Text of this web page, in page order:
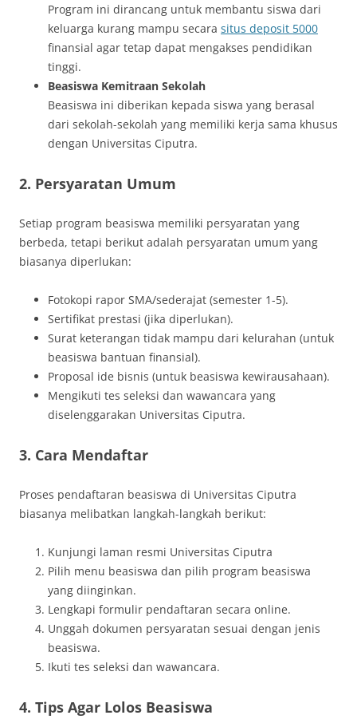
Program ini dirancang untuk membantu siswa dari
keluarga kurang mampu secara situs deposit 5000
finansial agar tetap dapat mengakses pendidikan
tinggi.
Beasiswa Kemitraan Sekolah
Beasiswa ini diberikan kepada siswa yang berasal
dari sekolah-sekolah yang memiliki kerja sama khusus
dengan Universitas Ciputra.
2. Persyaratan Umum
Setiap program beasiswa memiliki persyaratan yang
berbeda, tetapi berikut adalah persyaratan umum yang
biasanya diperlukan:
Fotokopi rapor SMA/sederajat (semester 1-5).
Sertifikat prestasi (jika diperlukan).
Surat keterangan tidak mampu dari kelurahan (untuk
beasiswa bantuan finansial).
Proposal ide bisnis (untuk beasiswa kewirausahaan).
Mengikuti tes seleksi dan wawancara yang
diselenggarakan Universitas Ciputra.
3. Cara Mendaftar
Proses pendaftaran beasiswa di Universitas Ciputra
biasanya melibatkan langkah-langkah berikut:
Kunjungi laman resmi Universitas Ciputra
Pilih menu beasiswa dan pilih program beasiswa
yang diinginkan.
Lengkapi formulir pendaftaran secara online.
Unggah dokumen persyaratan sesuai dengan jenis
beasiswa.
Ikuti tes seleksi dan wawancara.
4. Tips Agar Lolos Beasiswa